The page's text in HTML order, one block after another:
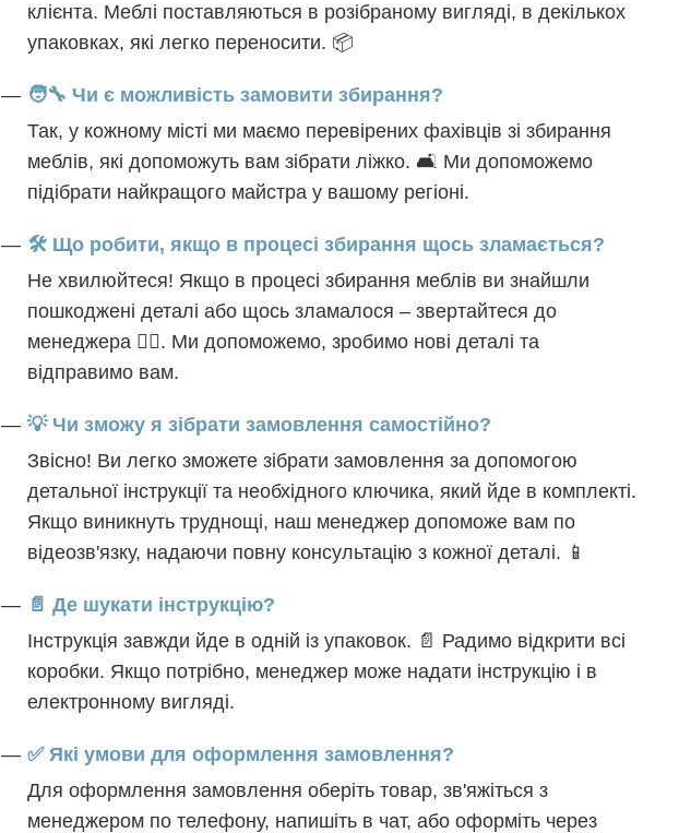
клієнта. Меблі поставляються в розібраному вигляді, в декількох
упаковках, які легко переносити. 📦
🧑‍🔧 Чи є можливість замовити збирання?
Так, у кожному місті ми маємо перевірених фахівців зі збирання
меблів, які допоможуть вам зібрати ліжко. 🛋️ Ми допоможемо
підібрати найкращого майстра у вашому регіоні.
🛠️ Що робити, якщо в процесі збирання щось зламається?
Не хвилюйтеся! Якщо в процесі збирання меблів ви знайшли
пошкоджені деталі або щось зламалося – звертайтеся до
менеджера 🙋‍♀️. Ми допоможемо, зробимо нові деталі та
відправимо вам.
💡 Чи зможу я зібрати замовлення самостійно?
Звісно! Ви легко зможете зібрати замовлення за допомогою
детальної інструкції та необхідного ключика, який йде в комплекті.
Якщо виникнуть труднощі, наш менеджер допоможе вам по
відеозв'язку, надаючи повну консультацію з кожної деталі. 📱
📄 Де шукати інструкцію?
Інструкція завжди йде в одній із упаковок. 📄 Радимо відкрити всі
коробки. Якщо потрібно, менеджер може надати інструкцію і в
електронному вигляді.
✅ Які умови для оформлення замовлення?
Для оформлення замовлення оберіть товар, зв'яжіться з
менеджером по телефону, напишіть в чат, або оформіть через